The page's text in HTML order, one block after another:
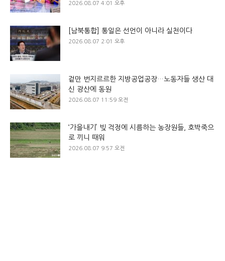
2026.08.07 4:01 오후
[남북통합] 통일은 선언이 아니라 실천이다
2026.08.07 2:01 오후
겉만 번지르르한 지방공업공장…노동자들 생산 대
신 광산에 동원
2026.08.07 11:59 오전
‘가을내기’ 빚 걱정에 시름하는 농장원들, 호박죽으
로 끼니 때워
2026.08.07 9:57 오전